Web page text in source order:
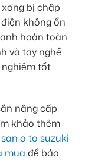
bị chập
không ổn
hoàn toàn
và tay nghề
tốt
nâng cấp
khảo thêm
o to suzuki
mua để bảo